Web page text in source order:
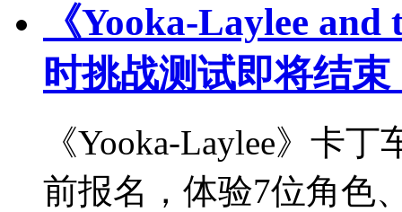
《Yooka-Laylee
时挑战测试即将结束
《Yooka-Laylee》卡
前报名，体验7位角色